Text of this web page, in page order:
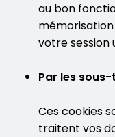
au bon
votre session
Par les sous-
Ces cookies
traitent vos